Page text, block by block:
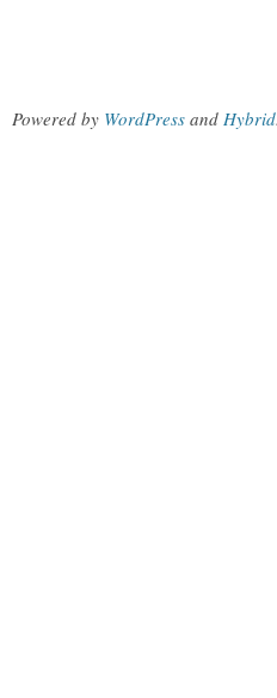
Powered by WordPress and Hybrid